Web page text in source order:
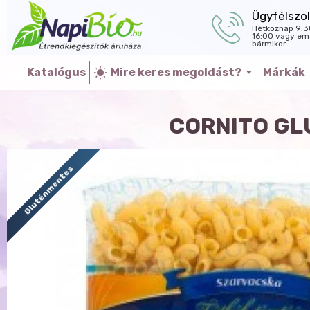
Hétköznap
16:00 vagy
bármikor
Katalógus Mire keres megoldást? Márkák
CORNITO
Gluténmentes